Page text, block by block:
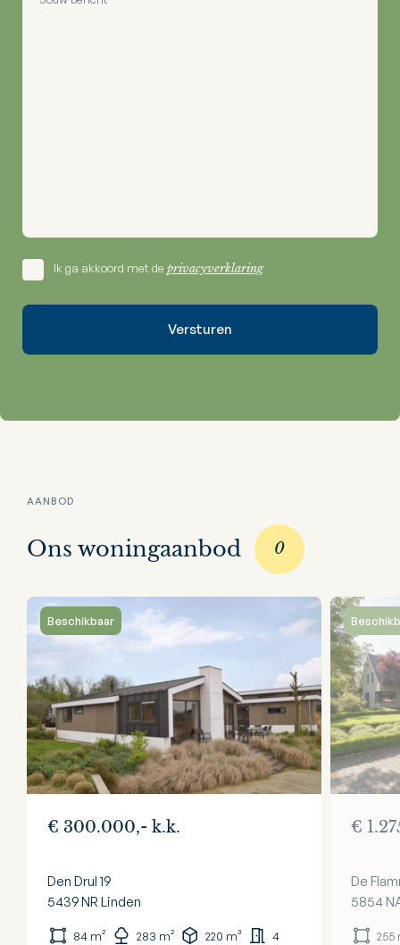
Ik ga akkoord met de privacyverklaring
AANBOD
Ons woningaanbod 0
Beschikbaar
€ 300.000,- k.k.
Den Drul 19
5439 NR Linden
84 m² 283 m² 220 m³ 4
€
De
5854
255